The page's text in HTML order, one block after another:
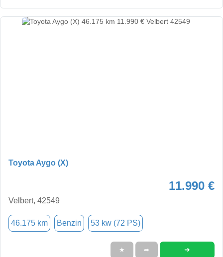
Toyota Aygo (X)
11.990 €
Velbert, 42549
46.175 km Benzin 53 kw (72 PS)
★ ➦ ➜